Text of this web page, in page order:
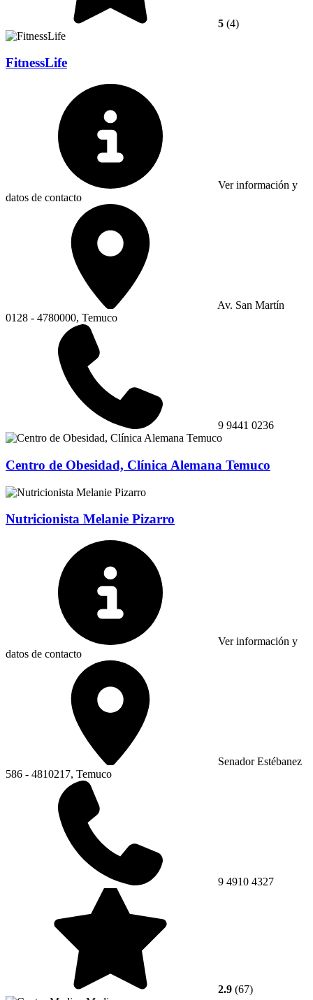
5 (4)
FitnessLife
Ver información y
datos de contacto
Av. San Martín
0128 - 4780000, Temuco
9 9441 0236
Centro de Obesidad, Clínica Alemana Temuco
Nutricionista Melanie Pizarro
Ver información y
datos de contacto
Senador Estébanez
586 - 4810217, Temuco
9 4910 4327
2.9 (67)